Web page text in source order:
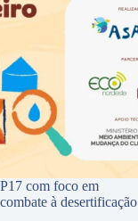
com foco em
à desertificação